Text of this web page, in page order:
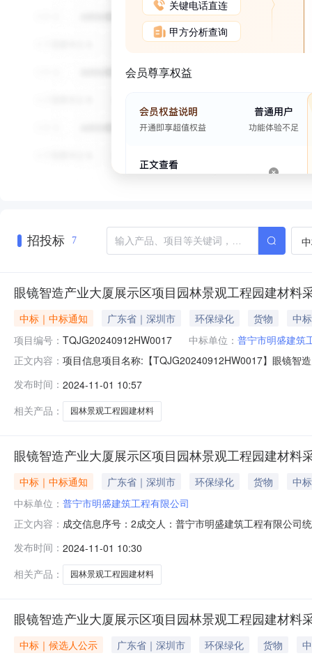
关键电话直连
甲方分析查询
会员尊享权益
招投标 7
眼镜智造产业大厦展示区项目园林景观工程园建材料
中标｜中标通知 广东省｜深圳市 环保绿化 货物
中
项目编号： TQJG20240912HW0017 中标单位： 普宁市明盛建筑
正文内容： 项目信息项目名称:【TQJG20240912HW0017】眼镜智
中标内容：眼镜智造产业大厦展示区项目园林景观工程
发布时间： 2024-11-01 10:57
相关产品：
园林景观工程园建材料
眼镜智造产业大厦展示区项目园林景观工程园建材料
中标｜中标通知 广东省｜深圳市 环保绿化 货物
中
中标单位： 普宁市明盛建筑工程有限公司
正文内容： 成交信息序号：2成交人：普宁市明盛建筑工程有限公司
标）特殊事项说明：附件：
发布时间： 2024-11-01 10:30
相关产品：
园林景观工程园建材料
眼镜智造产业大厦展示区项目园林景观工程园建材料
中标｜候选人公示 广东省｜深圳市 环保绿化 货物